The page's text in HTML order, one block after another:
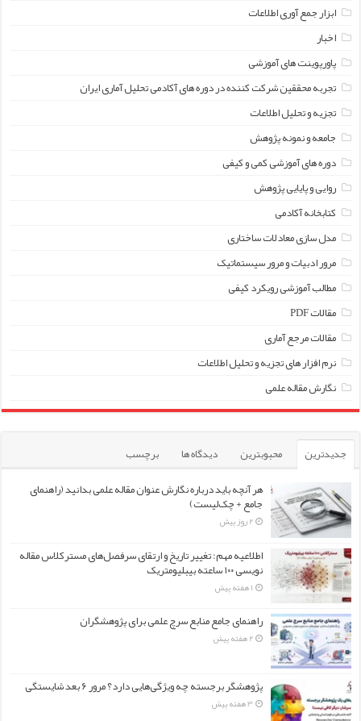
ابزار جمع آوری اطلاعات
اخبار
پاورپوینت های آموزشی
تجربه محققین شرکت کننده در دوره های آکادمی تحلیل آماری ایران
تجزیه و تحلیل اطلاعات
جامعه و نمونه پژوهش
دوره های آموزشی کمی و کیفی
روایی و پایایی پژوهش
کتابخانه آکادمی
مدل سازی معادلات ساختاری
مرور ادبیات و مرور سیستماتیک
مطالب آموزشی رویکرد کیفی
مقالات PDF
مقالات مرجع آماری
نرم افزار های تجزیه و تحلیل اطلاعات
نگارش مقاله علمی
جدیدترین محبوبترین دیدگاه ها
برچسب
هر آنچه باید درباره نگارش عنوان مقاله علمی بدانید (راهنمای
جامع + چک‌لیست)
2 روز پیش
اطلاعیه مهم: تغییر تاریخ و ارتقای سرفصل‌های مسترکلاس مقاله
نویسی ۱۰۰ ساعته بیبلیومتریک
1 هفته پیش
راهنمای جامع منابع سرچ علمی برای پژوهشگران
2 هفته پیش
پژوهشگر برجسته چه ویژگی‌هایی دارد؟ مرور ۶ بعد شایستگی
3 هفته پیش